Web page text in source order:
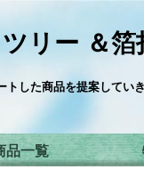
リー ＆箔
トした商品を提案してい
品一覧